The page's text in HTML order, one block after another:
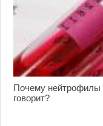
Почему нейтрофилы
говорит?